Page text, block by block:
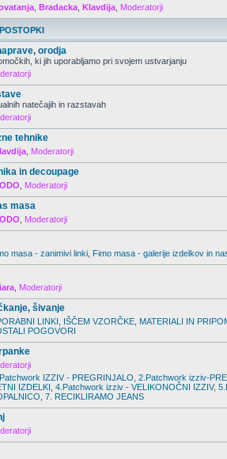
Bradacka Klavdija Moderatorji
orodja
ki jih uporabljamo pri svojem ustvarjanju
natečajih in razstavah
tehnike
Moderatorji
in decoupage
Moderatorji
masa
Moderatorji
masa - zanimivi linki Fimo masa - galerije izdelkov in
Moderatorji
šivanje
LINKI IŠČEM VZORČKE MATERIALI IN
POGOVORI
IZZIV - PREGRINJALO 2.Patchwork izziv-
IZDELKI 4.Patchwork izziv - VELIKONOČNI IZZIV,
7. RECIKLIRAMO JEANS